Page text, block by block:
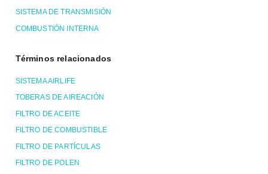
SISTEMA DE TRANSMISIÓN
COMBUSTIÓN INTERNA
Términos relacionados
SISTEMA AIRLIFE
TOBERAS DE AIREACIÓN
FILTRO DE ACEITE
FILTRO DE COMBUSTIBLE
FILTRO DE PARTÍCULAS
FILTRO DE POLEN